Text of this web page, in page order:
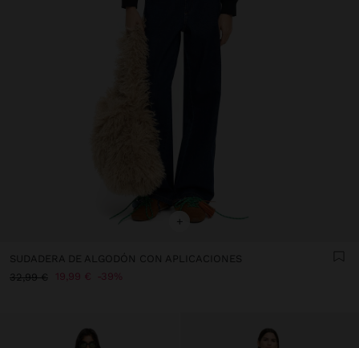
+
SUDADERA DE ALGODÓN CON APLICACIONES
32,99 €
19,99 € 39%